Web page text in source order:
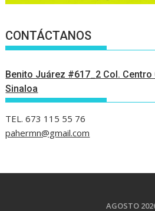
CONTÁCTANOS
Benito Juárez #617_2 Col. Centro
Sinaloa
TEL. 673 115 55 76
pahermn@gmail.com
AGOSTO